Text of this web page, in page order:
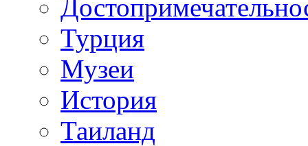
Турция
Музеи
История
Таиланд